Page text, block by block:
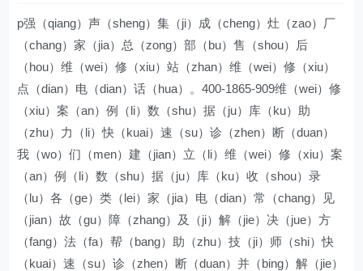
p强（qiang）声（sheng）集（ji）成（cheng）灶（zao）厂
（chang）家（jia）总（zong）部（bu）售（shou）后
（hou）维（wei）修（xiu）站（zhan）维（wei）修（xiu）
点（dian）电（dian）话（hua）。400-1865-909维（wei）修
（xiu）案（an）例（li）数（shu）据（ju）库（ku）助
（zhu）力（li）快（kuai）速（su）诊（zhen）断（duan）
我（wo）们（men）建（jian）立（li）维（wei）修（xiu）案
（an）例（li）数（shu）据（ju）库（ku）收（shou）录
（lu）各（ge）类（lei）家（jia）电（dian）常（chang）见
（jian）故（gu）障（zhang）及（ji）解（jie）决（jue）方
（fang）法（fa）帮（bang）助（zhu）技（ji）师（shi）快
（kuai）速（su）诊（zhen）断（duan）并（bing）解（jie）